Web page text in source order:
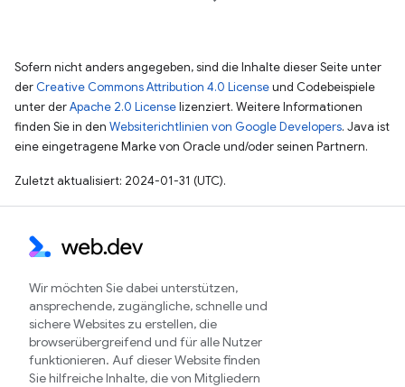
Sofern nicht anders angegeben, sind die Inhalte dieser Seite unter
der Creative Commons Attribution 4.0 Licenseund Codebeispiele
unter derApache 2.0 Licenselizenziert. Weitere Informationen
finden Sie in den Websiterichtlinien von Google Developers. Java ist
eine eingetragene Marke von Oracle und/oder seinen Partnern.
Zuletzt aktualisiert: 2024-01-31 (UTC).
Wir möchten Sie dabei unterstützen,
ansprechende, zugängliche, schnelle und
sichere Websites zu erstellen, die
browserübergreifend und für alle Nutzer
funktionieren. Auf dieser Website finden
Sie hilfreiche Inhalte, die von Mitgliedern